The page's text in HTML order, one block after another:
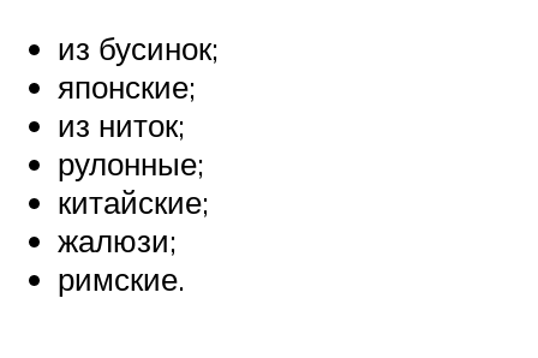
из бусинок;
японские;
из ниток;
рулонные;
китайские;
жалюзи;
римские.